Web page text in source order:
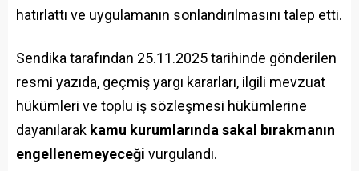
hatırlattı ve uygulamanın sonlandırılmasını talep etti.
Sendika tarafından 25.11.2025 tarihinde gönderilen
resmi yazıda, geçmiş yargı kararları, ilgili mevzuat
hükümleri ve toplu iş sözleşmesi hükümlerine
dayanılarak kamu kurumlarında sakal bırakmanın
engellenemeyeceği vurgulandı.